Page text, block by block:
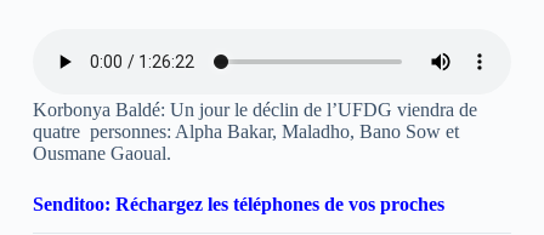
Korbonya Baldé: Un jour le déclin de l’UFDG viendra de
quatre personnes: Alpha Bakar, Maladho, Bano Sow et
Ousmane Gaoual.
Senditoo: Réchargez les téléphones de vos proches